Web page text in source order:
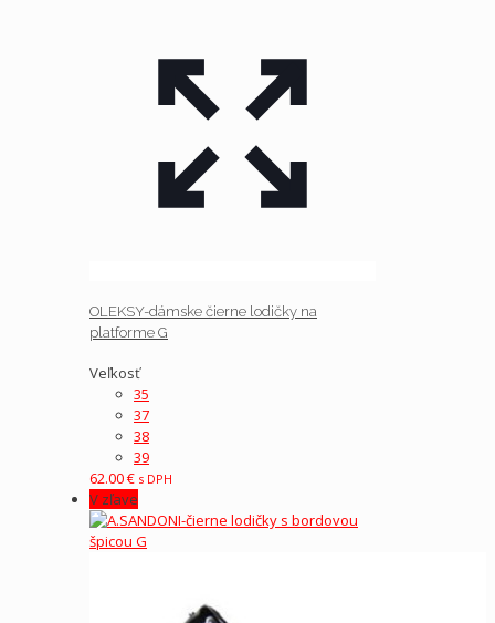
OLEKSY-dámske čierne lodičky na
platforme G
Veľkosť
35
37
38
39
62.00€ s DPH
V zľave